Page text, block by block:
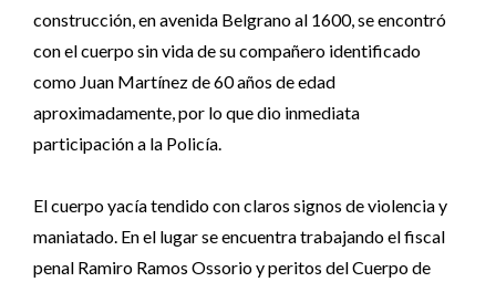
construcción, en avenida Belgrano al 1600, se encontró
con el cuerpo sin vida de su compañero identificado
como Juan Martínez de 60 años de edad
aproximadamente, por lo que dio inmediata
participación a la Policía.
El cuerpo yacía tendido con claros signos de violencia y
maniatado. En el lugar se encuentra trabajando el fiscal
penal Ramiro Ramos Ossorio y peritos del Cuerpo de